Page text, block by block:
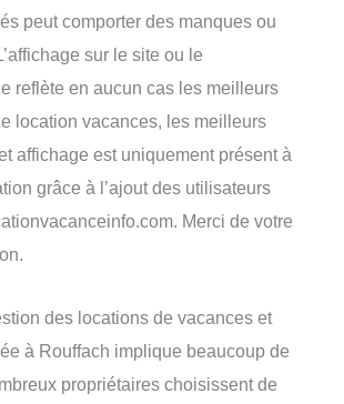
peut comporter des manques ou
sur le site ou le
reflète en aucun cas les meilleurs
location vacances, les meilleurs
affichage est uniquement présent à
grâce à l’ajout des utilisateurs
Merci de votre
des locations de vacances et
à Rouffach implique beaucoup de
propriétaires choisissent de